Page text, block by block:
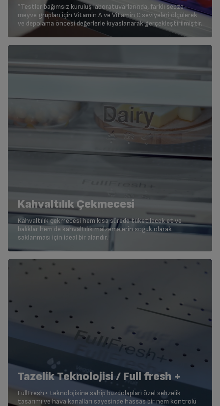
*Testler bağımsız kuruluş laboratuvarlarında, farklı sebze-
meyve grupları için Vitamin A ve Vitamin C seviyeleri ölçülerek
ve depolama öncesi değerlerle kıyaslanarak gerçekleştirilmiştir.
Kahvaltılık Çekmecesi
Kahvaltılık çekmecesi hem kısa sürede tüketilecek et ve
balıklar hem de kahvaltılık malzemelerin soğuk olarak
saklanması için ideal bir alandır.
Tazelik Teknolojisi / Full fresh +
FullFresh+ teknolojisine sahip buzdolapları özel sebzelik
tasarımı ve hava kanalları sayesinde hassas bir nem kontrolü